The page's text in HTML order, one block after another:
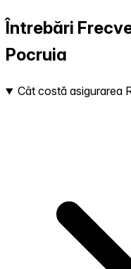
Întrebări
Pocruia
Cât costă asigurarea